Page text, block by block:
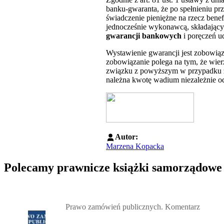
banku-gwaranta, że po spełnieniu
świadczenie pieniężne na rzecz
jednocześnie wykonawcą,
gwarancji bankowych i poręczeń
Wystawienie gwarancji jest
zobowiązanie polega na tym, że
związku z powyższym w przypadku
należna kwotę wadium niezależnie
Autor:
Marzena Kopacka
Polecamy prawnicze książki samorządowe
Prawo zamówień publicznych. Komentarz